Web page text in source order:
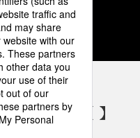
5
SNSアカウント